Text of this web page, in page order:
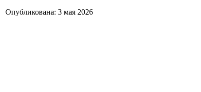
Опубликована: 3 мая 2026